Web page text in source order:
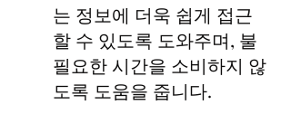
는 정보에 더욱 쉽게 접근
할 수 있도록 도와주며, 불
필요한 시간을 소비하지 않
도록 도움을 줍니다.